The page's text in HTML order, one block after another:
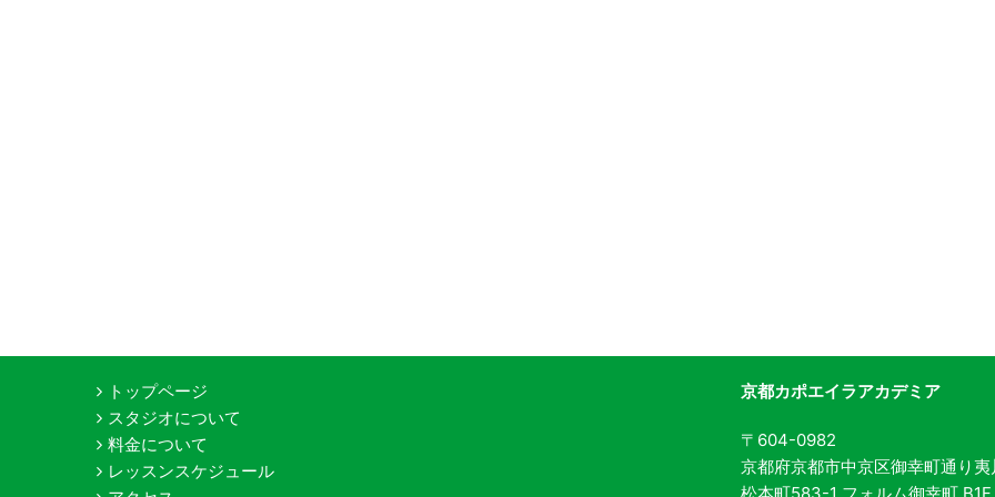
トップページ
スタジオについて
料金について
レッスンスケジュール
京都カポエイラアカデミア
〒604-0982
京都府京都市中京区御幸町通り夷